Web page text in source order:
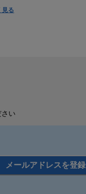
見る
い
メールアドレスを登録